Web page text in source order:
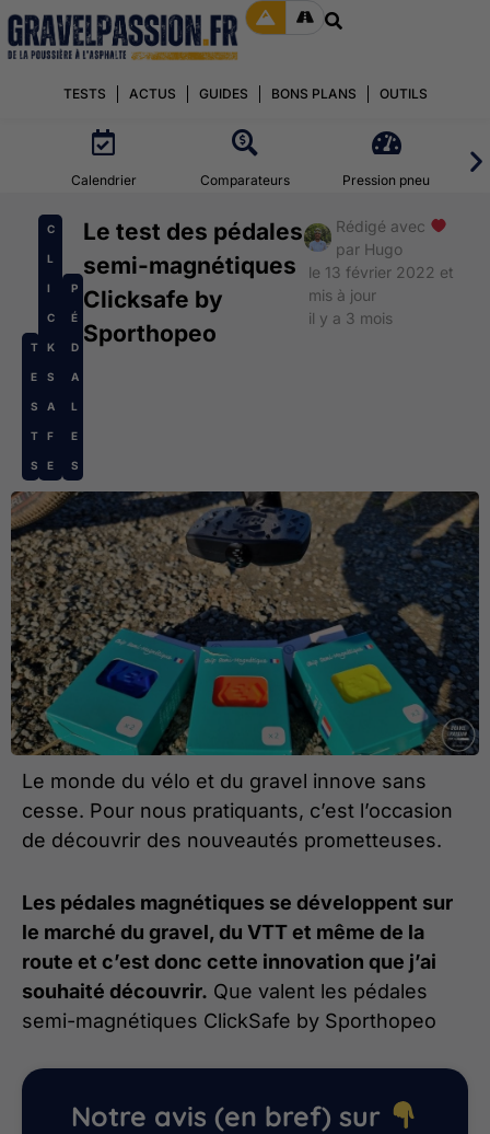
TESTS ACTUS GUIDES BONS PLANS OUTILS
Calendrier Comparateurs Pression pneu
T
E
S
T
S
C
L
I
C
K
S
A
F
E
P
É
D
A
L
E
S
Le test des pédales
semi-magnétiques
Clicksafe by
Sporthopeo
Rédigé avec
par Hugo
le 13 février 2022 et
mis à jour
il y a 3 mois
Le monde du vélo et du gravel innove sans
cesse. Pour nous pratiquants, c’est l’occasion
de découvrir des nouveautés prometteuses.
Les pédales magnétiques se développent sur
le marché du gravel, du VTT et même de la
route et c’est donc cette innovation que j’ai
souhaité découvrir. Que valent les pédales
semi-magnétiques ClickSafe by Sporthopeo
Notre avis (en bref) sur